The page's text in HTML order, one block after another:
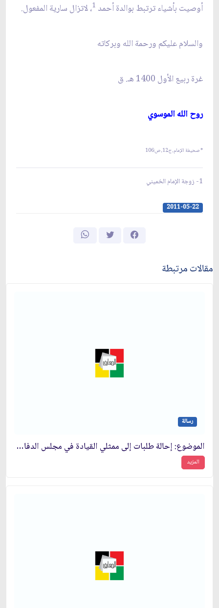
أوصيت بأشياء ترتبط بوالدة أحمد 1، لاتزال سارية المفعول.
والسلام عليكم ورحمة الله وبركاته‏
غرة ربيع الأول 1400 ه ـ. ق‏
روح الله الموسوي‏
* صحيفة الإمام، ج12، ص: 106
1- زوجة الإمام الخميني
2011-05-22
مقالات مرتبطة
رسالة
الموضوع: إحالة طلبات إلى ممثلي القيادة في مجلس الدفاع الأعلى‏
المزيد